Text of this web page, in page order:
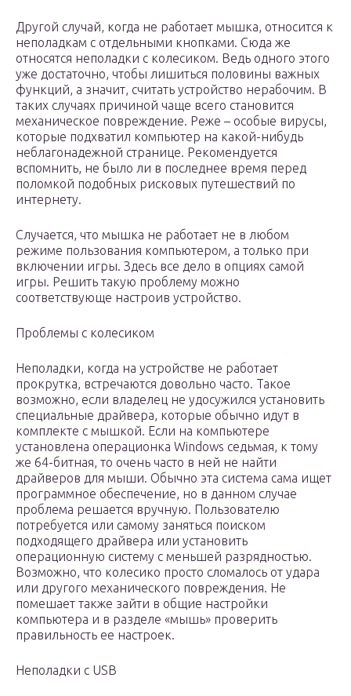
Другой случай, когда не работает мышка, относится к
неполадкам с отдельными кнопками. Сюда же
относятся неполадки с колесиком. Ведь одного этого
уже достаточно, чтобы лишиться половины важных
функций, а значит, считать устройство нерабочим. В
таких случаях причиной чаще всего становится
механическое повреждение. Реже – особые вирусы,
которые подхватил компьютер на какой-нибудь
неблагонадежной странице. Рекомендуется
вспомнить, не было ли в последнее время перед
поломкой подобных рисковых путешествий по
интернету.
Случается, что мышка не работает не в любом
режиме пользования компьютером, а только при
включении игры. Здесь все дело в опциях самой
игры. Решить такую проблему можно
соответствующе настроив устройство.
Проблемы с колесиком
Неполадки, когда на устройстве не работает
прокрутка, встречаются довольно часто. Такое
возможно, если владелец не удосужился установить
специальные драйвера, которые обычно идут в
комплекте с мышкой. Если на компьютере
установлена операционка Windows седьмая, к тому
же 64-битная, то очень часто в ней не найти
драйверов для мыши. Обычно эта система сама ищет
программное обеспечение, но в данном случае
проблема решается вручную. Пользователю
потребуется или самому заняться поиском
подходящего драйвера или установить
операционную систему с меньшей разрядностью.
Возможно, что колесико просто сломалось от удара
или другого механического повреждения. Не
помешает также зайти в общие настройки
компьютера и в разделе «мышь» проверить
правильность ее настроек.
Неполадки с USB